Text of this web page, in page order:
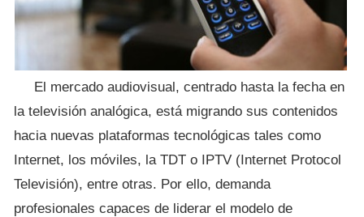
El mercado audiovisual, centrado hasta la fecha en
la televisión analógica, está migrando sus contenidos
hacia nuevas plataformas tecnológicas tales como
Internet, los móviles, la TDT o IPTV (Internet Protocol
Televisión), entre otras. Por ello, demanda
profesionales capaces de liderar el modelo de